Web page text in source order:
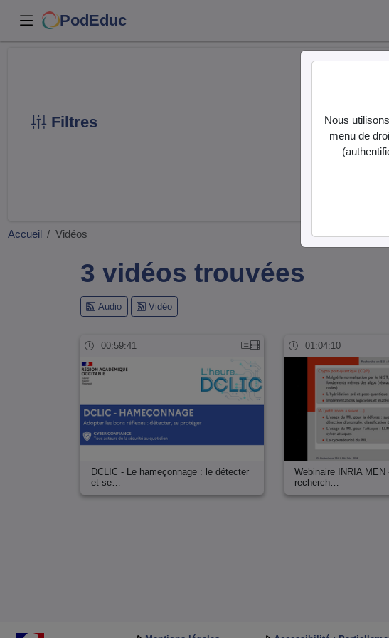
PodEduc
Filtres
Accueil Vidéos
3 vidéos trouvées
Audio Vidéo
00:59:41
DCLIC - Le hameçonnage : le détecter
et se…
01:04:10
Webinaire INRIA
recherch…
Nous
menu de